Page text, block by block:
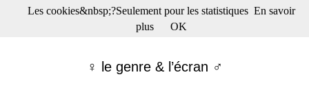
☰ Menu
Films récents♀ le genre & l’écran ♂
Les cookies&nbsp;?Seulement pour les statistiques En savoir
plus
OK